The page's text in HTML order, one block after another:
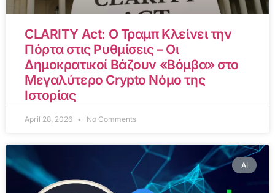
CLARITY Act: Ο Τραμπ Κλείνει την
Πόρτα στις Ρυθμίσεις – Οι
Δημοκρατικοί Βάζουν «Βόμβα» στο
Μεγαλύτερο Crypto Νόμο της
Ιστορίας
April 28, 2026 No Comments
AI